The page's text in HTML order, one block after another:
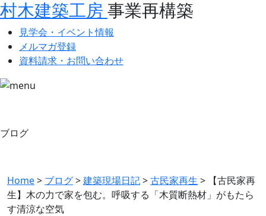
村木建築工房 事業再構築
見学会・イベント情報
メルマガ登録
資料請求・お問い合わせ
ブログ
Home> ブログ>建築現場日記>古民家再生 >
【古民家再
生】木の力で家を包む。呼吸する「木質断熱材」がもたら
す清涼な空気